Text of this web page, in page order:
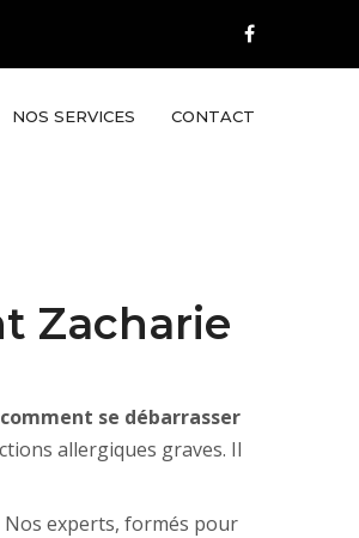
NOS SERVICES CONTACT
Zacharie
comment se débarrasser
allergiques graves. Il
Nos experts, formés pour